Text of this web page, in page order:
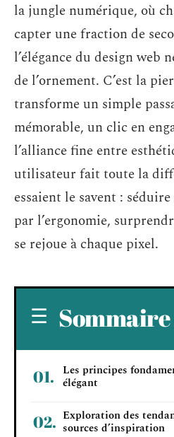
la jungle numérique, où
capter une fraction de
l’élégance du design web
de l’ornement. C’est la
transforme un simple
mémorable, un clic en
l’alliance fine entre
utilisateur fait toute la
essaient le savent :
par l’ergonomie,
se rejoue à chaque pixel.
Sommaire
Les principes
élégant
Exploration des
sources d’inspiration